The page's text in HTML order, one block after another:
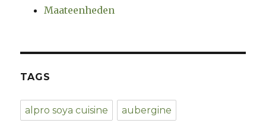
Maateenheden
TAGS
alpro soya cuisine aubergine